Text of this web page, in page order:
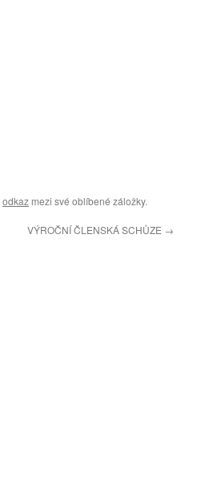
odkaz mezi své oblíbené záložky.
VÝROČNÍ ČLENSKÁ SCHŮZE →